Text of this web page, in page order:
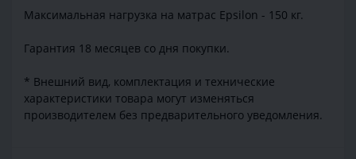
Максимальная нагрузка на матрас Epsilon - 150 кг.
Гарантия 18 месяцев со дня покупки.
* Внешний вид, комплектация и технические
характеристики товара могут изменяться
производителем без предварительного уведомления.